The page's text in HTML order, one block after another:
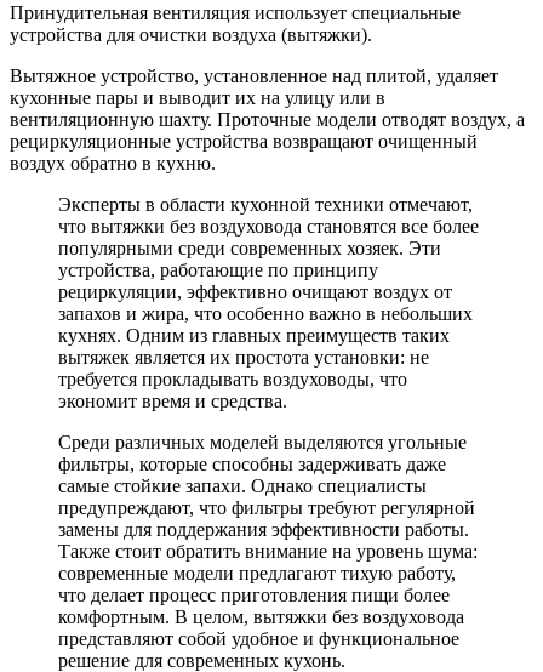
Принудительная вентиляция использует специальные
устройства для очистки воздуха (вытяжки).
Вытяжное устройство, установленное над плитой, удаляет
кухонные пары и выводит их на улицу или в
вентиляционную шахту. Проточные модели отводят воздух, а
рециркуляционные устройства возвращают очищенный
воздух обратно в кухню.
Эксперты в области кухонной техники отмечают,
что вытяжки без воздуховода становятся все более
популярными среди современных хозяек. Эти
устройства, работающие по принципу
рециркуляции, эффективно очищают воздух от
запахов и жира, что особенно важно в небольших
кухнях. Одним из главных преимуществ таких
вытяжек является их простота установки: не
требуется прокладывать воздуховоды, что
экономит время и средства.
Среди различных моделей выделяются угольные
фильтры, которые способны задерживать даже
самые стойкие запахи. Однако специалисты
предупреждают, что фильтры требуют регулярной
замены для поддержания эффективности работы.
Также стоит обратить внимание на уровень шума:
современные модели предлагают тихую работу,
что делает процесс приготовления пищи более
комфортным. В целом, вытяжки без воздуховода
представляют собой удобное и функциональное
решение для современных кухонь.